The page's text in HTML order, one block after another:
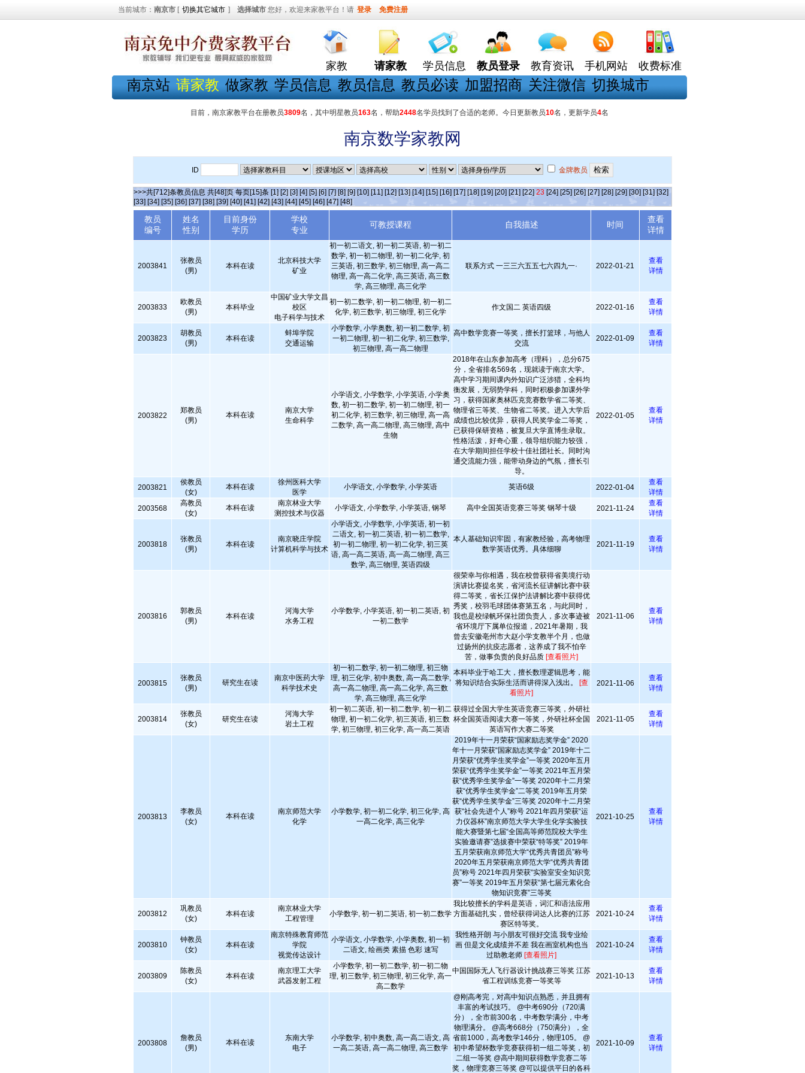
当前城市： 南京市 [ 切换其它城市 ] 选择城市 您好，欢迎来家教平台！请 登录 免费注册
家教 请家教 学员信息 教员登录 教育资讯 手机网站 收费标准
南京站 请家教 做家教 学员信息 教员信息 教员必读 加盟招商 关注微信 切换城市
目前，南京家教平台在册教员3809名，其中明星教员163名，帮助2448名学员找到了合适的老师。今日更新教员10名，更新学员4名
南京数学家教网
ID 金牌教员
>>>共[712]条教员信息 共[48]页 每页[15]条 [1] [2] [3] [4] [5] [6] [7] [8] [9] [10] [11] [12] [13] [14] [15] [16] [17] [18] [19] [20] [21] [22] 23 [24] [25] [26] [27] [28] [29] [30] [31] [32]
[33] [34] [35] [36] [37] [38] [39] [40] [41] [42] [43] [44] [45] [46] [47] [48]
教员
编号
姓名
性别
目前身份
学历
学校
专业
可教授课程 自我描述 时间
查看
详情
2003841
张教员
(男)
本科在读
北京科技大学
矿业
初一初二语文, 初一初二英语, 初一初二
数学, 初一初二物理, 初一初二化学, 初
三英语, 初三数学, 初三物理, 高一高二
物理, 高一高二化学, 高三英语, 高三数
学, 高三物理, 高三化学
联系方式 一三三六五五七六四九一· 2022-01-21
查看
详情
2003833
欧教员
(男)
本科毕业
中国矿业大学文昌
校区
电子科学与技术
初一初二数学, 初一初二物理, 初一初二
化学, 初三数学, 初三物理, 初三化学
作文国二 英语四级 2022-01-16
查看
详情
2003823
胡教员
(男)
本科在读
蚌埠学院
交通运输
小学数学, 小学奥数, 初一初二数学, 初
一初二物理, 初一初二化学, 初三数学,
初三物理, 高一高二物理
高中数学竞赛一等奖，擅长打篮球，与他人
交流
2022-01-09
查看
详情
2003822
郑教员
(男)
本科在读
南京大学
生命科学
小学语文, 小学数学, 小学英语, 小学奥
数, 初一初二数学, 初一初二物理, 初一
初二化学, 初三数学, 初三物理, 高一高
二数学, 高一高二物理, 高三物理, 高中
生物
2018年在山东参加高考（理科），总分675
分，全省排名569名，现就读于南京大学。
高中学习期间课内外知识广泛涉猎，全科均
衡发展，无弱势学科，同时积极参加课外学
习，获得国家奥林匹克竞赛数学省二等奖、
物理省三等奖、生物省二等奖。进入大学后
成绩也比较优异，获得人民奖学金二等奖，
已获得保研资格，被复旦大学直博生录取。
性格活泼，好奇心重，领导组织能力较强，
在大学期间担任学校十佳社团社长。同时沟
通交流能力强，能带动身边的气氛，擅长引
导。
2022-01-05
查看
详情
2003821
侯教员
(女)
本科在读
徐州医科大学
医学
小学语文, 小学数学, 小学英语 英语6级 2022-01-04
查看
详情
2003568
高教员
(女)
本科在读
南京林业大学
测控技术与仪器
小学语文, 小学数学, 小学英语, 钢琴 高中全国英语竞赛三等奖 钢琴十级 2021-11-24
查看
详情
2003818
张教员
(男)
本科在读
南京晓庄学院
计算机科学与技术
小学语文, 小学数学, 小学英语, 初一初
二语文, 初一初二英语, 初一初二数学,
初一初二物理, 初一初二化学, 初三英
语, 高一高二英语, 高一高二物理, 高三
数学, 高三物理, 英语四级
本人基础知识牢固，有家教经验，高考物理
数学英语优秀。具体细聊
2021-11-19
查看
详情
2003816
郭教员
(男)
本科在读
河海大学
水务工程
小学数学, 小学英语, 初一初二英语, 初
一初二数学
很荣幸与你相遇，我在校曾获得省美境行动
演讲比赛提名奖，省河流长征讲解比赛中获
得二等奖，省长江保护法讲解比赛中获得优
秀奖，校羽毛球团体赛第五名，与此同时，
我也是校绿帆环保社团负责人，多次事迹被
省环境厅下属单位报道，2021年暑期，我
曾去安徽亳州市大赵小学支教半个月，也做
过扬州的抗疫志愿者，这养成了我不怕辛
苦，做事负责的良好品质 [查看照片]
2021-11-06
查看
详情
2003815
张教员
(男)
研究生在读
南京中医药大学
科学技术史
初一初二数学, 初一初二物理, 初三物
理, 初三化学, 初中奥数, 高一高二数学,
高一高二物理, 高一高二化学, 高三数
学, 高三物理, 高三化学
本科毕业于哈工大，擅长数理逻辑思考，能
将知识结合实际生活而讲得深入浅出。
[查
看照片]
2021-11-06
查看
详情
2003814
张教员
(女)
研究生在读
河海大学
岩土工程
初一初二英语, 初一初二数学, 初一初二
物理, 初一初二化学, 初三英语, 初三数
学, 初三物理, 初三化学, 高一高二英语
获得过全国大学生英语竞赛三等奖，外研社
杯全国英语阅读大赛一等奖，外研社杯全国
英语写作大赛二等奖
2021-11-05
查看
详情
2003813
李教员
(女)
本科在读
南京师范大学
化学
小学数学, 初一初二化学, 初三化学, 高
一高二化学, 高三化学
2019年十一月荣获“国家励志奖学金” 2020
年十一月荣获“国家励志奖学金” 2019年十二
月荣获“优秀学生奖学金”一等奖 2020年五月
荣获“优秀学生奖学金”一等奖 2021年五月荣
获“优秀学生奖学金”一等奖 2020年十二月荣
获“优秀学生奖学金”二等奖 2019年五月荣
获“优秀学生奖学金”三等奖 2020年十二月荣
获“社会先进个人”称号 2021年四月荣获“运
力仪器杯”南京师范大学大学生化学实验技
能大赛暨第七届“全国高等师范院校大学生
实验邀请赛”选拔赛中荣获“特等奖” 2019年
五月荣获南京师范大学“优秀共青团员”称号
2020年五月荣获南京师范大学“优秀共青团
员”称号 2021年四月荣获“实验室安全知识竞
赛”一等奖 2019年五月荣获“第七届元素化合
物知识竞赛”三等奖
2021-10-25
查看
详情
2003812
巩教员
(女)
本科在读
南京林业大学
工程管理
小学数学, 初一初二英语, 初一初二数学
我比较擅长的学科是英语，词汇和语法应用
方面基础扎实，曾经获得词达人比赛的江苏
赛区特等奖。
2021-10-24
查看
详情
2003810
钟教员
(女)
本科在读
南京特殊教育师范
学院
视觉传达设计
小学语文, 小学数学, 小学奥数, 初一初
二语文, 绘画类 素描 色彩 速写
我性格开朗 与小朋友可很好交流 我专业绘
画 但是文化成绩并不差 我在画室机构也当
过助教老师 [查看照片]
2021-10-24
查看
详情
2003809
陈教员
(女)
本科在读
南京理工大学
武器发射工程
小学数学, 初一初二数学, 初一初二物
理, 初三数学, 初三物理, 初三化学, 高一
高二数学
中国国际无人飞行器设计挑战赛三等奖 江苏
省工程训练竞赛一等奖等
2021-10-13
查看
详情
2003808
詹教员
(男)
本科在读
东南大学
电子
小学数学, 初中奥数, 高一高二语文, 高
一高二英语, 高一高二物理, 高三数学
@刚高考完，对高中知识点熟悉，并且拥有
丰富的考试技巧。 @中考690分（720满
分），全市前300名，中考数学满分，中考
物理满分。 @高考668分（750满分），全
省前1000，高考数学146分，物理105。 @
初中希望杯数学竞赛获得初一组二等奖，初
二组一等奖 @高中期间获得数学竞赛二等
奖，物理竞赛三等奖 @可以提供平日的各科
2021-10-09
查看
详情